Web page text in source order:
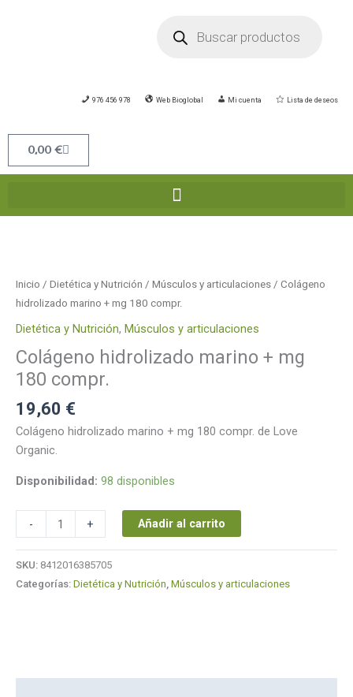
productos
976 456 978 Web Bioglobal Mi cuenta Lista de deseos
0,00 €Carrito
Inicio / Dietética y Nutrición / Músculos y articulaciones / Colágeno
hidrolizado marino + mg 180 compr.
Dietética y Nutrición, Músculos y articulaciones
Colágeno hidrolizado marino + mg
180 compr.
19,60 €
Colágeno hidrolizado marino + mg 180 compr. de Love
Organic.
Disponibilidad: 98 disponibles
-
marino
+
180
compr.
cantidad
+ Añadir al carrito
SKU: 8412016385705
Categorías: Dietética y Nutrición Músculos y articulaciones